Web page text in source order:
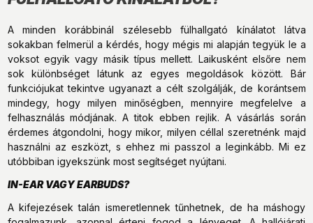
A minden korábbinál szélesebb fülhallgató kínálatot látva
sokakban felmerül a kérdés, hogy mégis mi alapján tegyük le a
voksot egyik vagy másik típus mellett. Laikusként elsőre nem
sok különbséget látunk az egyes megoldások között. Bár
funkciójukat tekintve ugyanazt a célt szolgálják, de korántsem
mindegy, hogy milyen minőségben, mennyire megfelelve a
felhasználás módjának. A titok ebben rejlik. A vásárlás során
érdemes átgondolni, hogy mikor, milyen céllal szeretnénk majd
használni az eszközt, s ehhez mi passzol a leginkább. Mi ez
utóbbiban igyekszünk most segítséget nyújtani.
IN-EAR VAGY EARBUDS?
A kifejezések talán ismeretlennek tűnhetnek, de ha máshogy